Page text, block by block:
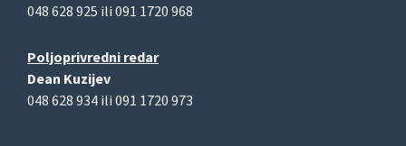
048 628 925 ili 091 1720 968
Poljoprivredni redar
Dean Kuzijev
048 628 934 ili 091 1720 973